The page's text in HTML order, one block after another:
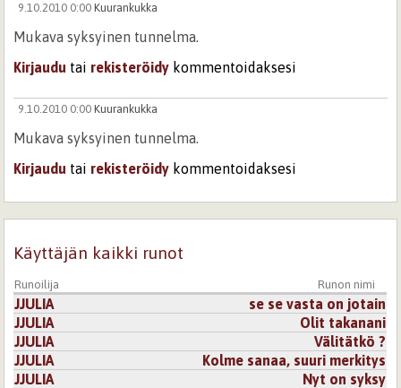
9.10.2010 0:00 Kuurankukka
Mukava syksyinen tunnelma.
Kirjaudu tai rekisteröidy kommentoidaksesi
9.10.2010 0:00 Kuurankukka
Mukava syksyinen tunnelma.
Kirjaudu tai rekisteröidy kommentoidaksesi
Käyttäjän kaikki runot
Runoilija Runon nimi
JJULIA
se se vasta on jotain
JJULIA
Olit takanani
JJULIA
Välitätkö ?
JJULIA
Kolme sanaa, suuri merkitys
JJULIA
Nyt on syksy